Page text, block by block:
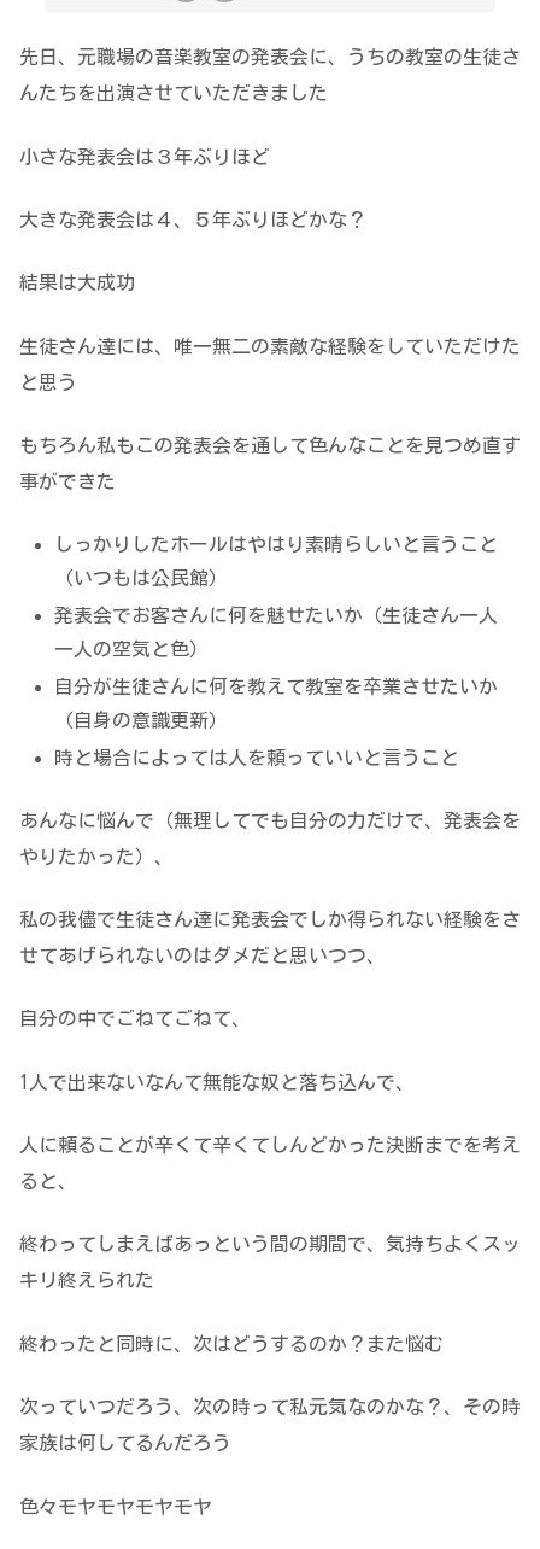
先日、元職場の音楽教室の発表会に、うちの教室の生徒さ
んたちを出演させていただきました
小さな発表会は３年ぶりほど
大きな発表会は４、５年ぶりほどかな？
結果は大成功
生徒さん達には、唯一無二の素敵な経験をしていただけた
と思う
もちろん私もこの発表会を通して色んなことを見つめ直す
事ができた
しっかりしたホールはやはり素晴らしいと言うこと
（いつもは公民館）
発表会でお客さんに何を魅せたいか（生徒さん一人
一人の空気と色）
自分が生徒さんに何を教えて教室を卒業させたいか
（自身の意識更新）
時と場合によっては人を頼っていいと言うこと
あんなに悩んで（無理してでも自分の力だけで、発表会を
やりたかった）、
私の我儘で生徒さん達に発表会でしか得られない経験をさ
せてあげられないのはダメだと思いつつ、
自分の中でごねてごねて、
1人で出来ないなんて無能な奴と落ち込んで、
人に頼ることが辛くて辛くてしんどかった決断までを考え
ると、
終わってしまえばあっという間の期間で、気持ちよくスッ
キリ終えられた
終わったと同時に、次はどうするのか？また悩む
次っていつだろう、次の時って私元気なのかな？、その時
家族は何してるんだろう
色々モヤモヤモヤモヤ